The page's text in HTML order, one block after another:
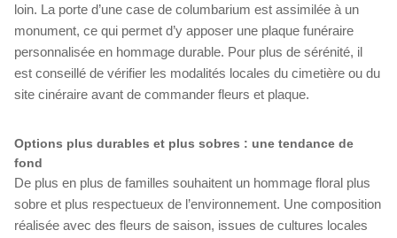
loin. La porte d’une case de columbarium est assimilée à un
monument, ce qui permet d’y apposer une plaque funéraire
personnalisée en hommage durable. Pour plus de sérénité, il
est conseillé de vérifier les modalités locales du cimetière ou du
site cinéraire avant de commander fleurs et plaque.
Options plus durables et plus sobres : une tendance de
fond
De plus en plus de familles souhaitent un hommage floral plus
sobre et plus respectueux de l’environnement. Une composition
réalisée avec des fleurs de saison, issues de cultures locales